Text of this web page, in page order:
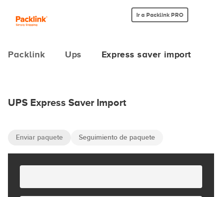
Ir a Packlink PRO
Packlink Ups Express saver import
UPS Express Saver Import
Enviar paquete Seguimiento de paquete